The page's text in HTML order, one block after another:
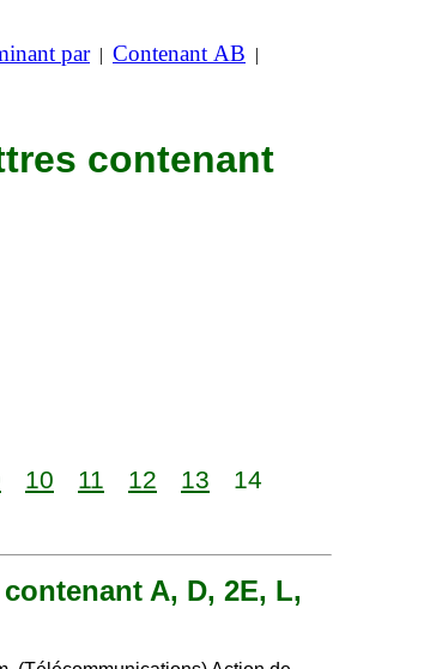
par| Contenant AB |
contenant
10 11 12 13
14
A, D, 2E, L,